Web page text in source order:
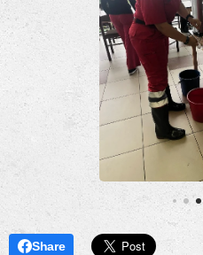
Share